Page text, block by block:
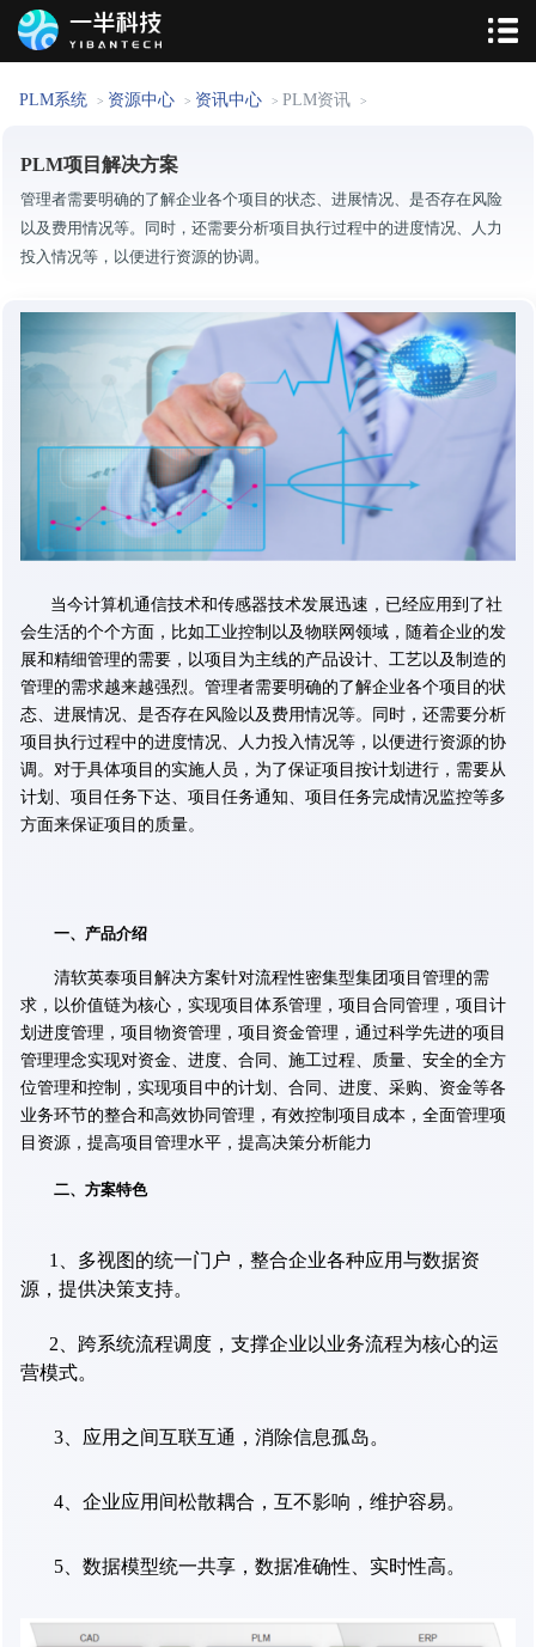
PLM系统 > 资源中心 > 资讯中心 > PLM资讯 >
PLM项目解决方案
管理者需要明确的了解企业各个项目的状态、进展情况、是否存在风险
以及费用情况等。同时，还需要分析项目执行过程中的进度情况、人力
投入情况等，以便进行资源的协调。
当今计算机通信技术和传感器技术发展迅速，已经应用到了社
会生活的个个方面，比如工业控制以及物联网领域， 随着企业的发
展和精细管理的需要，以项目为主线的产品设计、工艺以及制造的
管理的需求越来越强烈。管理者需要明确的了解企业各个项目的状
态、进展情况、是否存在风险以及费用情况等。同时，还需要分析
项目执行过程中的进度情况、人力投入情况等，以便进行资源的协
调。对于具体项目的实施人员，为了保证项目按计划进行，需要从
计划、项目任务下达、项目任务通知、项目任务完成情况监控等多
方面来保证项目的质量。
一、产品介绍
清软英泰项目解决方案针对流程性密集型集团项目管理的需
求，以价值链为核心，实现项目体系管理，项目合同管理，项目计
划进度管理，项目物资管理，项目资金管理，通过科学先进的项目
管理理念实现对资金、进度、合同、施工过程、质量、安全的全方
位管理和控制，实现项目中的计划、合同、进度、采购、资金等各
业务环节的整合和高效协同管理，有效控制项目成本，全面管理项
目资源，提高项目管理水平，提高决策分析能力
二、方案特色
1、多视图的统一门户，整合企业各种应用与数据资
源，提供决策支持。
2、跨系统流程调度，支撑企业以业务流程为核心的运
营模式。
3、应用之间互联互通，消除信息孤岛。
4、企业应用间松散耦合，互不影响，维护容易。
5、数据模型统一共享，数据准确性、实时性高。